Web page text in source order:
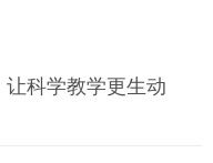
科学教学更生动